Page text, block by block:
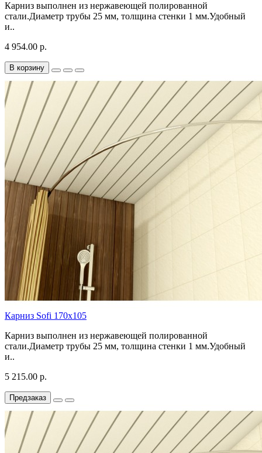
Карниз выполнен из нержавеющей полированной
стали.Диаметр трубы 25 мм, толщина стенки 1 мм.Удобный
и..
4 954.00 р.
В корзину
Карниз Sofi 170x105
Карниз выполнен из нержавеющей полированной
стали.Диаметр трубы 25 мм, толщина стенки 1 мм.Удобный
и..
5 215.00 р.
Предзаказ